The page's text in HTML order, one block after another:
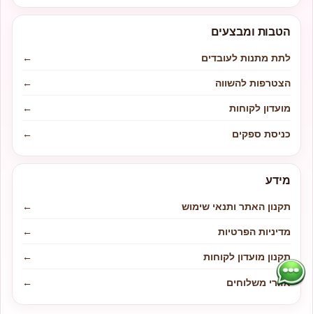
הטבות ומבצעים
לתת מתנות לעובדים
←
הצטרפות להשווה
←
מועדון לקוחות
←
כניסת ספקים
←
מידע
תקנון האתר ותנאי שימוש
←
מדיניות הפרטיות
←
תקנון מועדון לקוחות
←
אזורי משלוחים
←